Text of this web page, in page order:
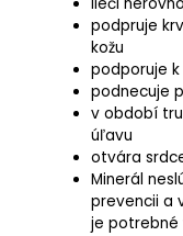
podpruje
kožu
podporuje
podnecuje
v období
úľavu
otvára
Minerál
prevencii a
je